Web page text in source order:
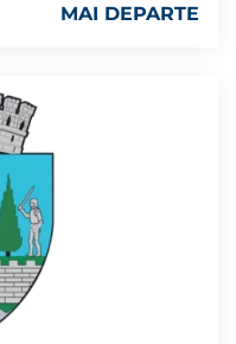
MAI DEPARTE